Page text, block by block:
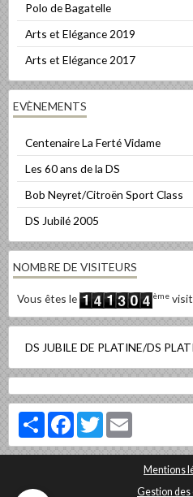
Polo de Bagatelle
Arts et Elégance 2019
Arts et Elégance 2017
EVÈNEMENTS
Centenaire La Ferté Vidame
Les 60 ans de la DS
Bob Neyret/Citroën Sport Class
DS Jubilé 2005
NOMBRE DE VISITEURS
Vous êtes le ème
DS JUBILE DE PLATINE/DS
PartagerFacebookTwitter
Mentions
Gestion des